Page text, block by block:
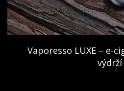
Vaporesso LUXE – e-
výdrží